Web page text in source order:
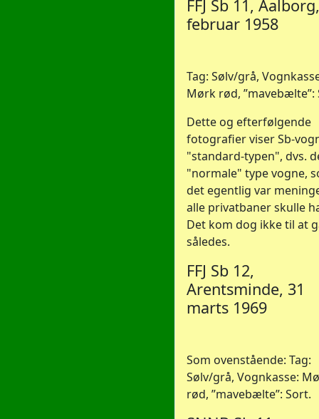
FFJ Sb 11,
februar 1958
Tag: Sølv/grå,
Mørk rød, ”mavebælte”:
Dette og efterfølgende
fotografier viser Sb-
"standard-typen", dvs.
"normale" type vogne,
det egentlig var
alle privatbaner skulle
Det kom dog ikke til at
således.
FFJ Sb 12,
Arentsminde, 31
marts 1969
Som ovenstående: Tag:
Sølv/grå, Vognkasse:
rød, ”mavebælte”: Sort.